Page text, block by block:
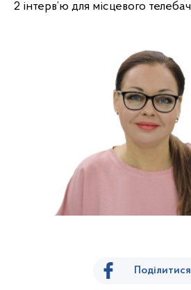
2 інтерв’ю для місцевого
Поділитися